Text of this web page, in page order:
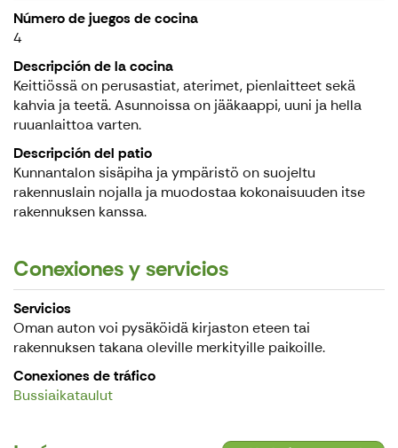
Número de juegos de cocina
4
Descripción de la cocina
Keittiössä on perusastiat, aterimet, pienlaitteet sekä
kahvia ja teetä. Asunnoissa on jääkaappi, uuni ja hella
ruuanlaittoa varten.
Descripción del patio
Kunnantalon sisäpiha ja ympäristö on suojeltu
rakennuslain nojalla ja muodostaa kokonaisuuden itse
rakennuksen kanssa.
Conexiones y servicios
Servicios
Oman auton voi pysäköidä kirjaston eteen tai
rakennuksen takana oleville merkityille paikoille.
Conexiones de tráfico
Bussiaikataulut